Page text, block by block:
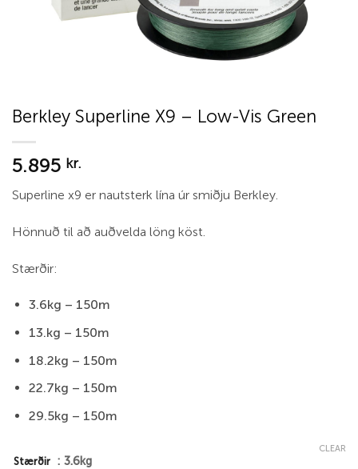
Berkley Superline X9 – Low-Vis Green
5.895 kr.
Superline x9 er nautsterk lína úr smiðju Berkley.
Hönnuð til að auðvelda löng köst.
Stærðir:
3.6kg – 150m
13.kg – 150m
18.2kg – 150m
22.7kg – 150m
29.5kg – 150m
Stærðir : 3.6kg
CLEAR